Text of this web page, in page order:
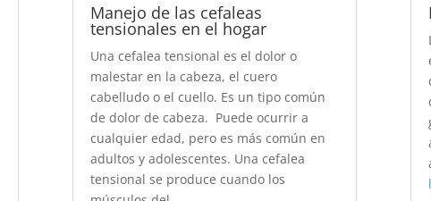
Manejo de las cefaleas
tensionales en el hogar
Una cefalea tensional es el dolor o
malestar en la cabeza, el cuero
cabelludo o el cuello. Es un tipo común
de dolor de cabeza. Puede ocurrir a
cualquier edad, pero es más común en
adultos y adolescentes. Una cefalea
tensional se produce cuando los